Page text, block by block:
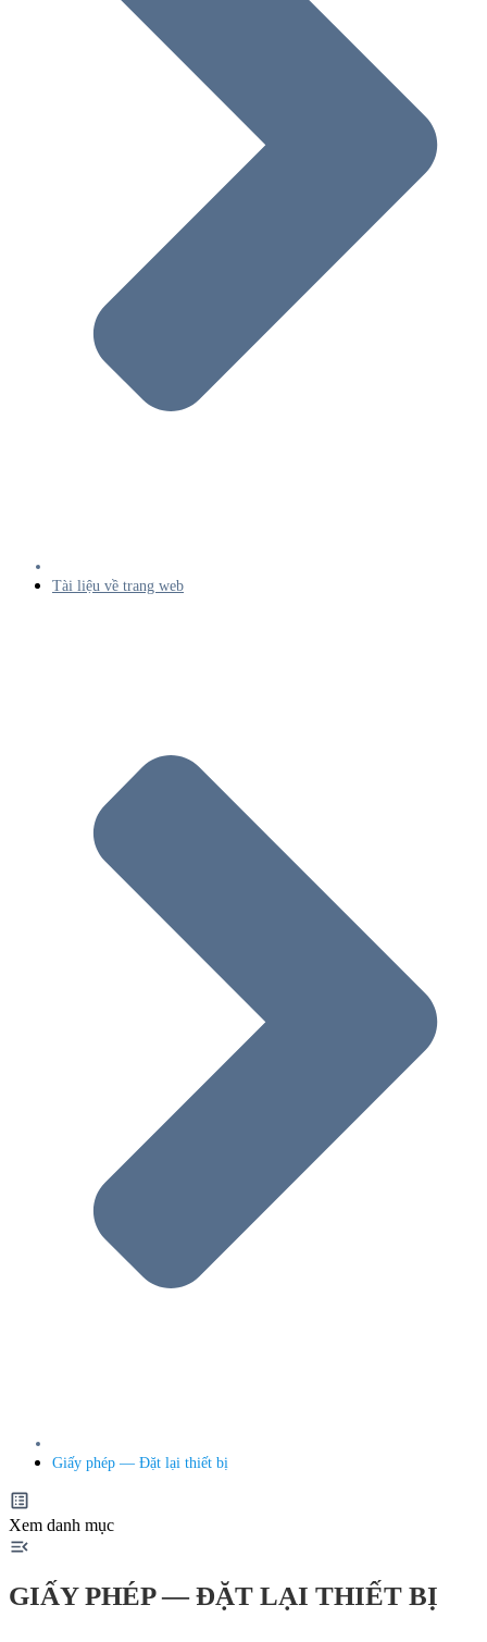
Tài liệu về trang web
Giấy phép — Đặt lại thiết bị
Xem danh mục
GIẤY PHÉP — ĐẶT LẠI THIẾT BỊ